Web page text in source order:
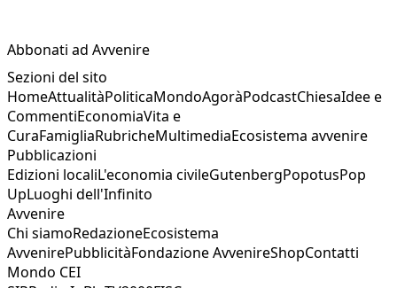
Abbonati ad Avvenire
Sezioni del sito
HomeAttualitàPoliticaMondoAgoràPodcastChiesaIdee e
CommentiEconomiaVita e
CuraFamigliaRubricheMultimediaEcosistema avvenire
Pubblicazioni
Edizioni localiL'economia civileGutenbergPopotusPop
UpLuoghi dell'Infinito
Avvenire
Chi siamoRedazioneEcosistema
AvvenirePubblicitàFondazione AvvenireShopContatti
Mondo CEI